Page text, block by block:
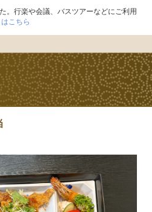
。行楽や会議、バスツアーなどにご利用
はこちら